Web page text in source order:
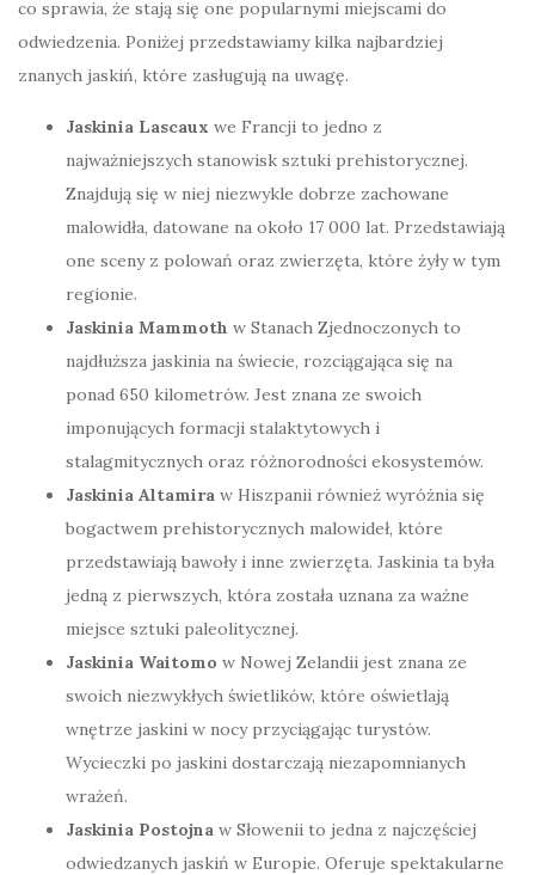
co sprawia, że stają się one popularnymi miejscami do
odwiedzenia. Poniżej przedstawiamy kilka najbardziej
znanych jaskiń, które zasługują na uwagę.
Jaskinia Lascaux we Francji to jedno z
najważniejszych stanowisk sztuki prehistorycznej.
Znajdują się w niej niezwykle dobrze zachowane
malowidła, datowane na około 17 000 lat. Przedstawiają
one sceny z polowań oraz zwierzęta, które żyły w tym
regionie.
Jaskinia Mammoth w Stanach Zjednoczonych to
najdłuższa jaskinia na świecie, rozciągająca się na
ponad 650 kilometrów. Jest znana ze swoich
imponujących formacji stalaktytowych i
stalagmitycznych oraz różnorodności ekosystemów.
Jaskinia Altamira w Hiszpanii również wyróżnia się
bogactwem prehistorycznych malowideł, które
przedstawiają bawoły i inne zwierzęta. Jaskinia ta była
jedną z pierwszych, która została uznana za ważne
miejsce sztuki paleolitycznej.
Jaskinia Waitomo w Nowej Zelandii jest znana ze
swoich niezwykłych świetlików, które oświetlają
wnętrze jaskini w nocy przyciągając turystów.
Wycieczki po jaskini dostarczają niezapomnianych
wrażeń.
Jaskinia Postojna w Słowenii to jedna z najczęściej
odwiedzanych jaskiń w Europie. Oferuje spektakularne